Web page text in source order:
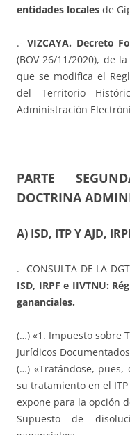
entidades locales de
.-VIZCAYA. Decreto
(BOV 26/11/2020), de
que se modifica el
del Territorio
Administración
PARTE
DOCTRINA
A) ISD, ITP Y AJD,
.- CONSULTA DE LA
ISD, IRPF e IIVTNU:
gananciales.
(…) «1. Impuesto sobre
Jurídicos
(…) «Tratándose,
su tratamiento en el
expone para la opción
Supuesto de